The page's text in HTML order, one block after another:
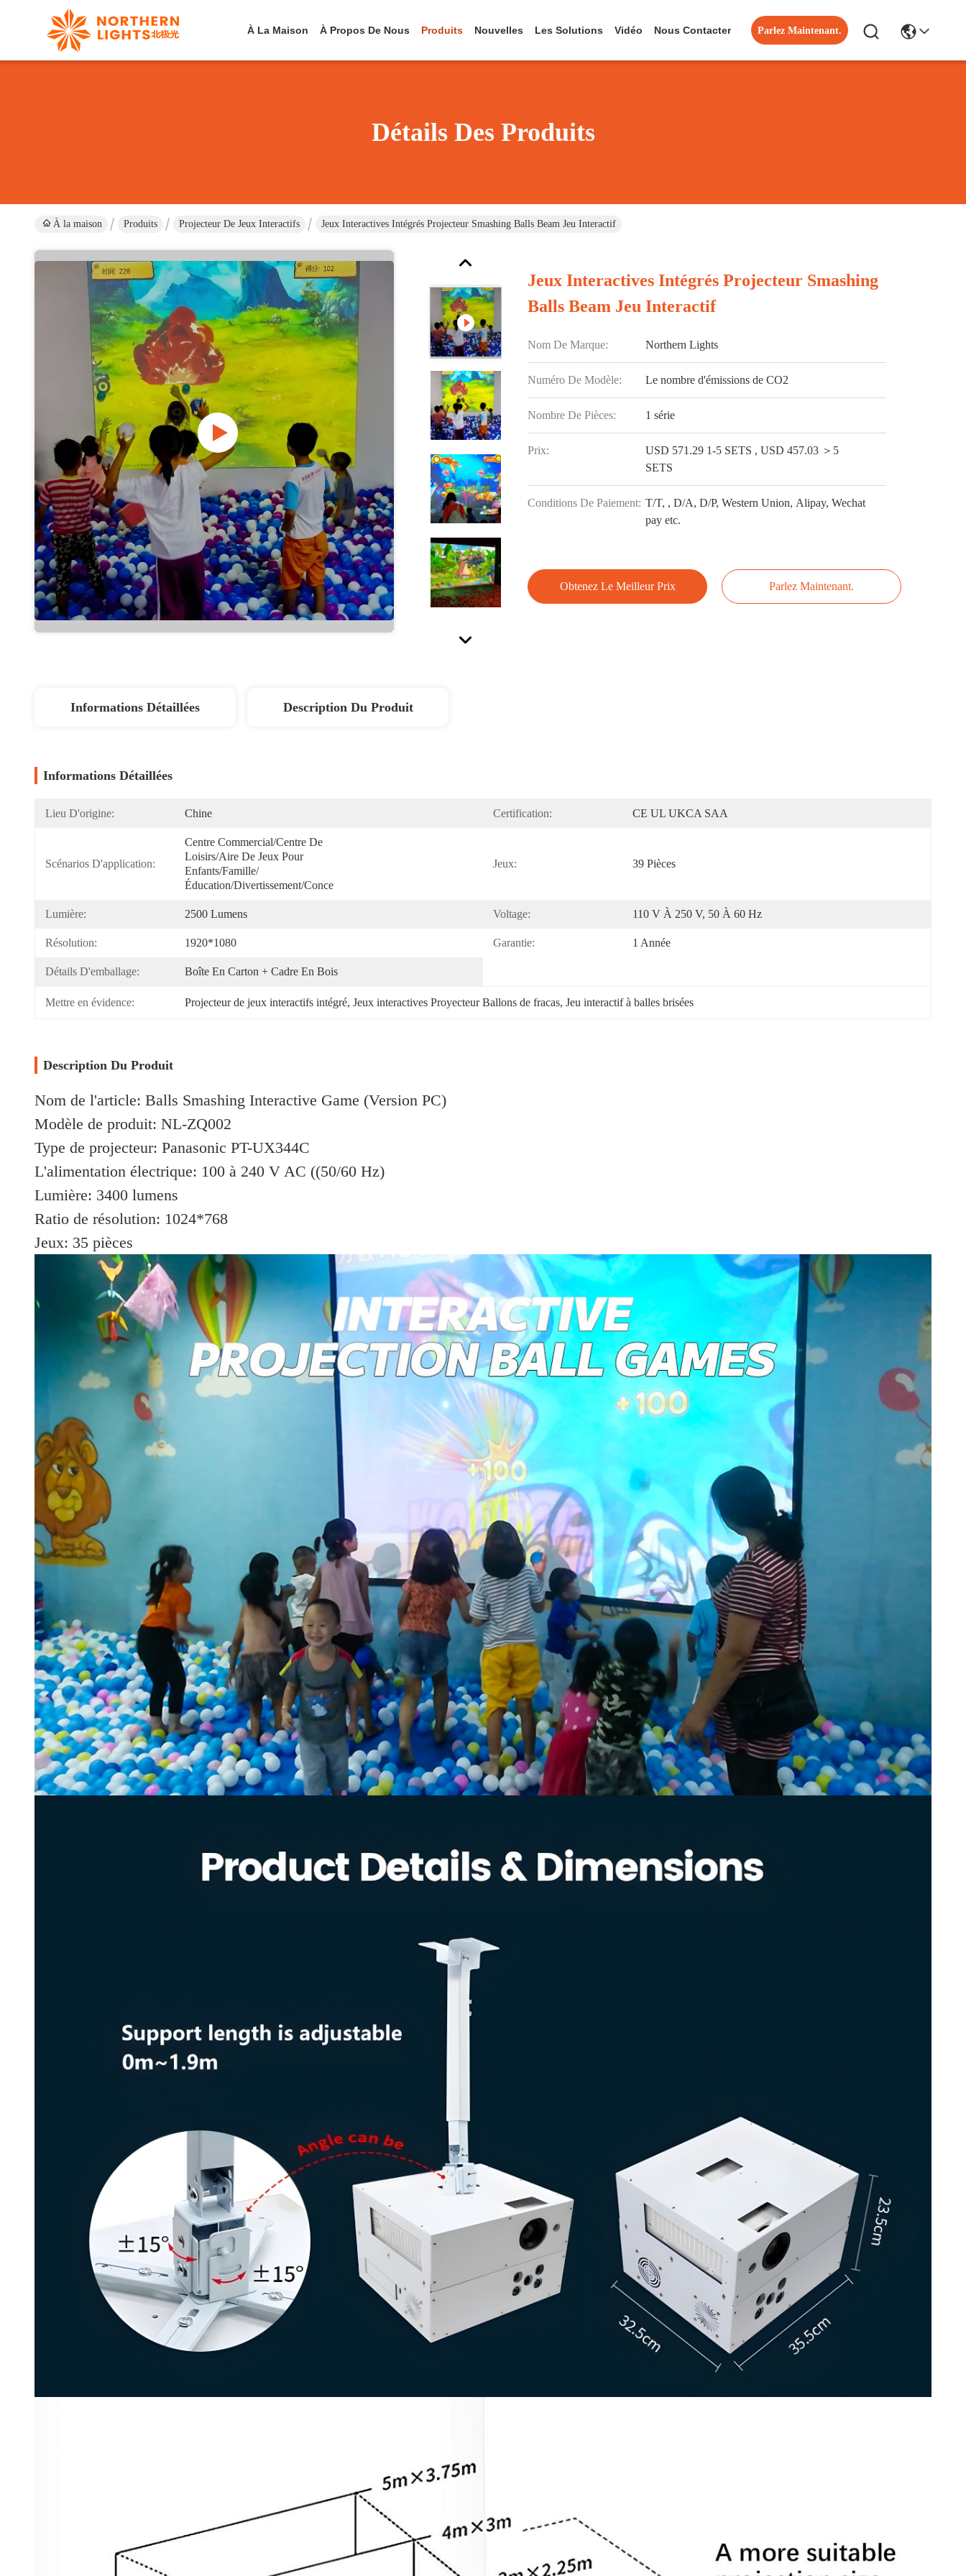
À La Maison À Propos De Nous Produits Nouvelles Les Solutions Vidéo Nous Contacter Parlez Maintenant.
Détails Des Produits
À la maison Produits Projecteur De Jeux Interactifs Jeux Interactives Intégrés Projecteur Smashing Balls Beam Jeu Interactif
Jeux Interactives Intégrés Projecteur Smashing
Balls Beam Jeu Interactif
Nom De Marque: Northern Lights
Numéro De Modèle: Le nombre d'émissions de CO2
Nombre De Pièces: 1 série
Prix:
USD 571.29 1-5 SETS , USD 457.03 ＞5
SETS
Conditions De Paiement: T/T, , D/A, D/P, Western Union, Alipay, Wechat
pay etc.
Obtenez Le Meilleur Prix Parlez Maintenant.
Informations Détaillées Description Du Produit
Informations Détaillées
Lieu D'origine: Chine Certification: CE UL UKCA SAA
Scénarios D'application:
Centre Commercial/centre De
Loisirs/aire De Jeux Pour
Enfants/famille/
Éducation/divertissement/conce
Jeux: 39 Pièces
Lumière: 2500 Lumens Voltage: 110 V À 250 V, 50 À 60 Hz
Résolution: 1920*1080 Garantie: 1 Année
Détails D'emballage: Boîte En Carton + Cadre En Bois
Mettre en évidence: Projecteur de jeux interactifs intégré, Jeux interactives Proyecteur Ballons de fracas, Jeu interactif à balles brisées
Description Du Produit
Nom de l'article: Balls Smashing Interactive Game (Version PC)
Modèle de produit: NL-ZQ002
Type de projecteur: Panasonic PT-UX344C
L'alimentation électrique: 100 à 240 V AC ((50/60 Hz)
Lumière: 3400 lumens
Ratio de résolution: 1024*768
Jeux: 35 pièces